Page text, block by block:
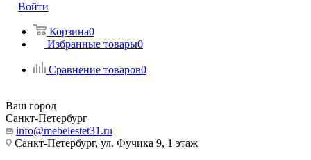
Войти
Корзина0
Избранные товары0
Сравнение товаров0
Ваш город
Санкт-Петербург
info@mebelestet31.ru
Санкт-Петербург, ул. Фучика 9, 1 этаж